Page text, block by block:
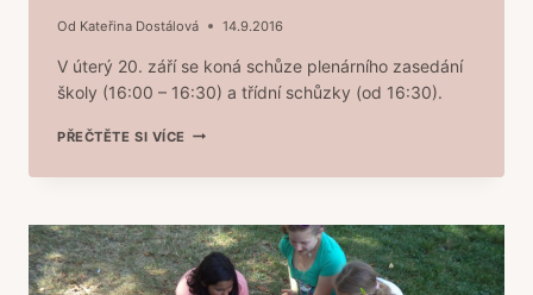
Od Kateřina Dostálová 14.9.2016
V úterý 20. září se koná schůze plenárního zasedání
školy (16:00 – 16:30) a třídní schůzky (od 16:30).
PŘEČTĚTE SI VÍCETŘÍDNÍ